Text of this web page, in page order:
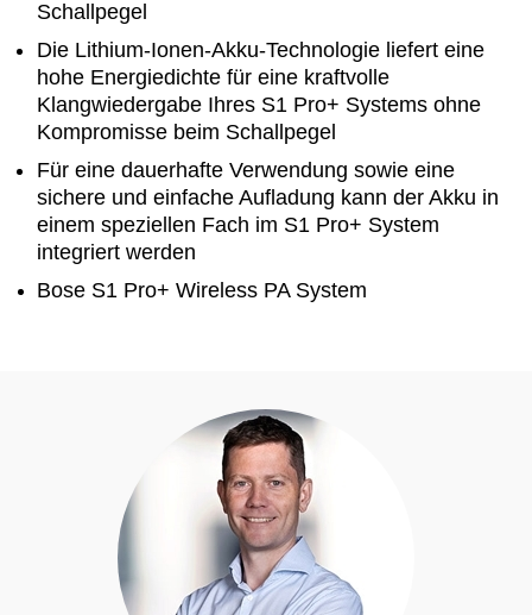
Schallpegel
Die Lithium-Ionen-Akku-Technologie liefert eine
hohe Energiedichte für eine kraftvolle
Klangwiedergabe Ihres S1 Pro+ Systems ohne
Kompromisse beim Schallpegel
Für eine dauerhafte Verwendung sowie eine
sichere und einfache Aufladung kann der Akku in
einem speziellen Fach im S1 Pro+ System
integriert werden
Bose S1 Pro+ Wireless PA System